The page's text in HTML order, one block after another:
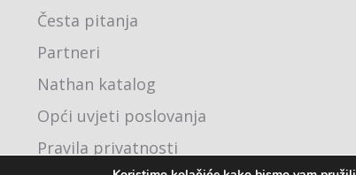
Česta pitanja
Partneri
Nathan katalog
Opći uvjeti poslovanja
Pravila privatnosti